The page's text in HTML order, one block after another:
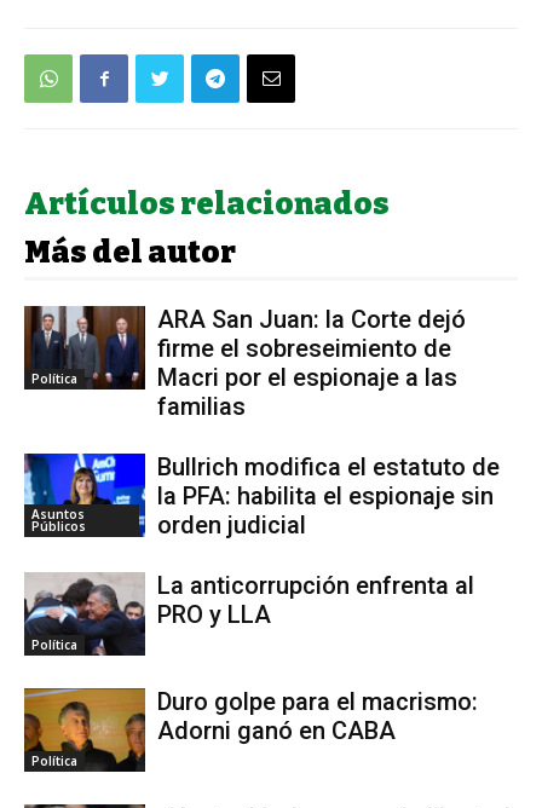
Artículos relacionados
Más del autor
Política
ARA San Juan: la Corte dejó
firme el sobreseimiento de
Macri por el espionaje a las
familias
Asuntos
Públicos
Bullrich modifica el estatuto de
la PFA: habilita el espionaje sin
orden judicial
Política
La anticorrupción enfrenta al
PRO y LLA
Política
Duro golpe para el macrismo:
Adorni ganó en CABA